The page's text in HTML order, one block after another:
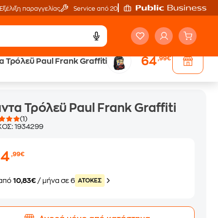
Εξέλιξη παραγγελίας Service από 20'
Τρόλεϋ Paul Frank Graffiti 64,99€
Τρόλεϋ Paul Frank Graffiti
(1)
1934299
,99€
10,83€ / μήνα σε 6 ATOKEΣ